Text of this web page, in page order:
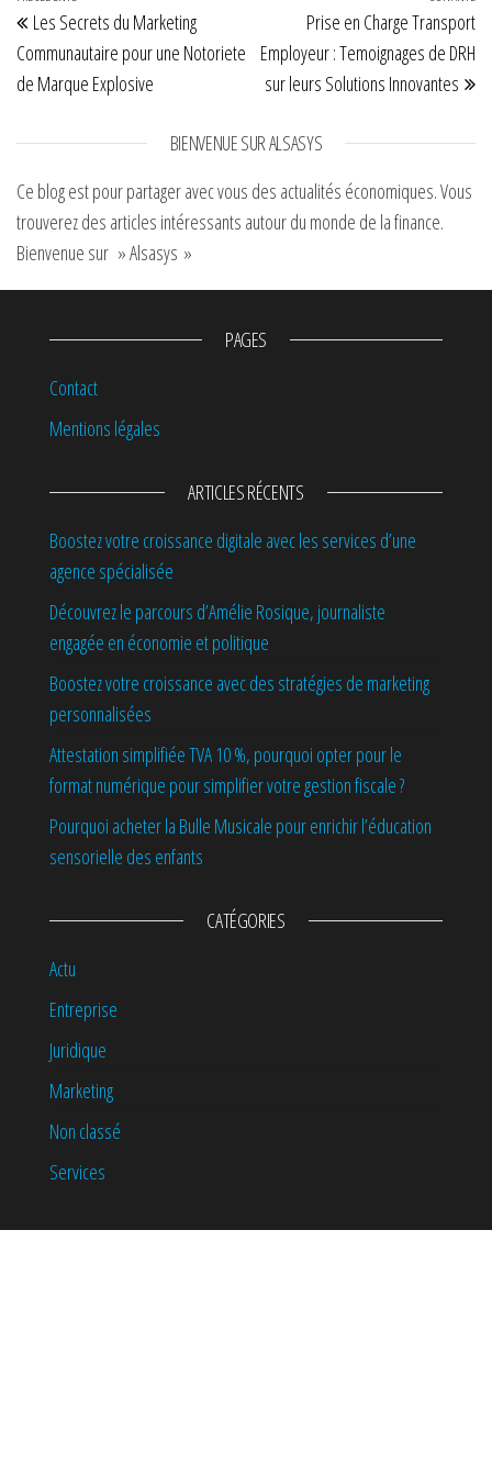
responsables à
Lille
Les Secrets du Marketing
Communautaire pour une Notoriete
de Marque Explosive
Prise en Charge Transport
Employeur : Temoignages de DRH
sur leurs Solutions Innovantes
BIENVENUE SUR ALSASYS
Ce blog est pour partager avec vous des actualités économiques. Vous
trouverez des articles intéressants autour du monde de la finance.
Bienvenue sur » Alsasys »
PAGES
Contact
Mentions légales
ARTICLES RÉCENTS
Boostez votre croissance digitale avec les services d’une
agence spécialisée
Découvrez le parcours d’Amélie Rosique, journaliste
engagée en économie et politique
Boostez votre croissance avec des stratégies de marketing
personnalisées
Attestation simplifiée TVA 10 %, pourquoi opter pour le
format numérique pour simplifier votre gestion fiscale ?
Pourquoi acheter la Bulle Musicale pour enrichir l’éducation
sensorielle des enfants
CATÉGORIES
Actu
Entreprise
Juridique
Marketing
Non classé
Services